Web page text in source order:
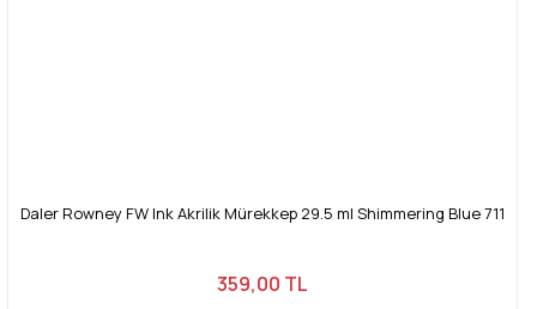
Daler Rowney FW Ink Akrilik Mürekkep 29.5 ml Shimmering Blue 711
359,00 TL